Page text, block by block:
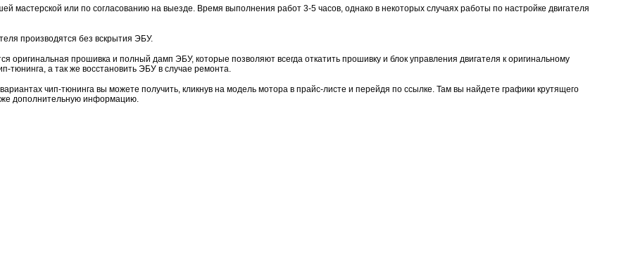
мастерской или по согласованию на выезде. Время выполнения работ 3-5 часов, однако в некоторых случаях работы по настройке двигателя
производятся без вскрытия ЭБУ.
оригинальная прошивка и полный дамп ЭБУ, которые позволяют всегда откатить прошивку и блок управления двигателя к оригинальному
тюнинга, а так же восстановить ЭБУ в случае ремонта.
чип-тюнинга вы можете получить, кликнув на модель мотора в прайс-листе и перейдя по ссылке. Там вы найдете графики крутящего
дополнительную информацию.